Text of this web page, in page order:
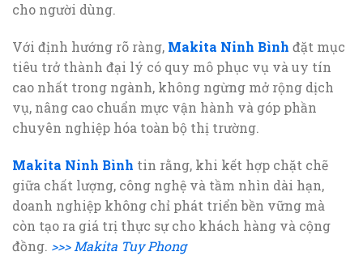
cho người dùng.
Với định hướng rõ ràng, Makita Ninh Bình đặt mục
tiêu trở thành đại lý có quy mô phục vụ và uy tín
cao nhất trong ngành, không ngừng mở rộng dịch
vụ, nâng cao chuẩn mực vận hành và góp phần
chuyên nghiệp hóa toàn bộ thị trường.
Makita Ninh Bình tin rằng, khi kết hợp chặt chẽ
giữa chất lượng, công nghệ và tầm nhìn dài hạn,
doanh nghiệp không chỉ phát triển bền vững mà
còn tạo ra giá trị thực sự cho khách hàng và cộng
đồng. >>> Makita Tuy Phong